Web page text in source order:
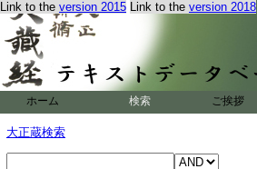
Link to the version 2015 Link to the version 2018
ホーム 検索 ご挨拶
大正蔵検索